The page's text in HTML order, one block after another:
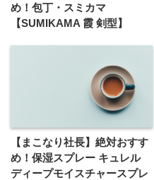
め！包丁・スミカマ
【SUMIKAMA 霞 剣型】
【まこなり社長】絶対おすす
め！保湿スプレー キュレル
ディープモイスチャースプレ